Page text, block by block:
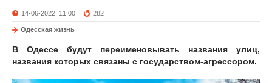
14-06-2022, 11:00 282
Одесская жизнь
В Одессе будут переименовывать названия улиц,
названия которых связаны с государством-агрессором.